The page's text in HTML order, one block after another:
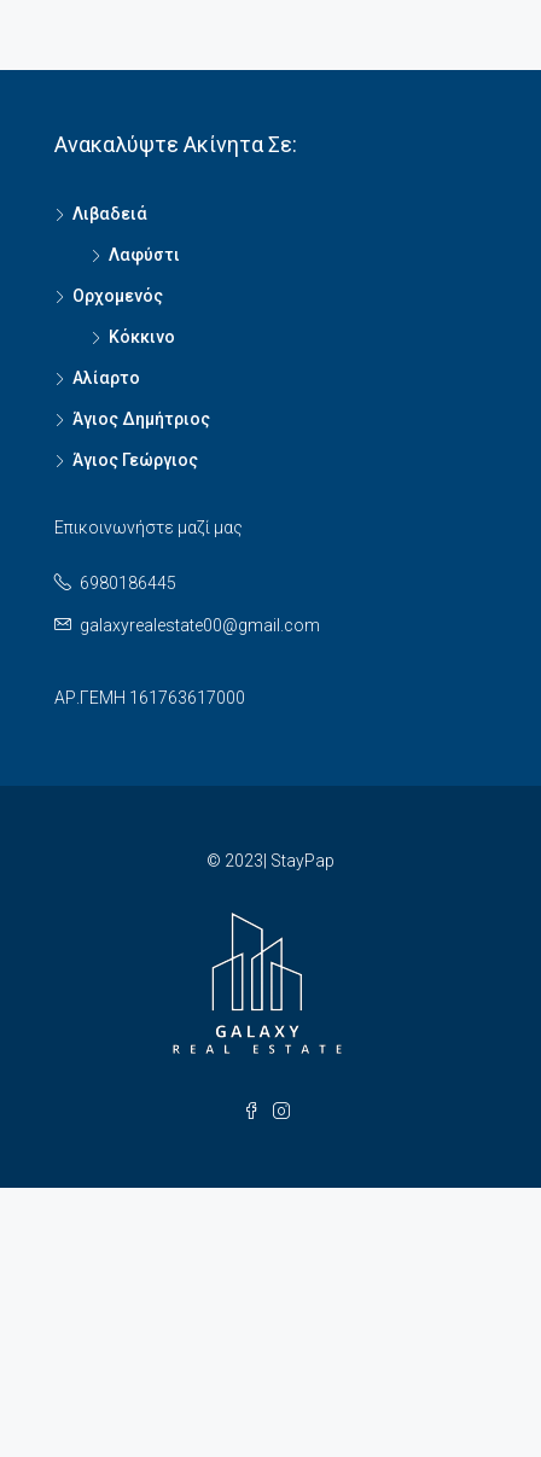
Ανακαλύψτε Ακίνητα Σε:
Λιβαδειά
Λαφύστι
Ορχομενός
Κόκκινο
Αλίαρτο
Άγιος Δημήτριος
Άγιος Γεώργιος
Επικοινωνήστε μαζί μας
6980186445
galaxyrealestate00@gmail.com
ΑΡ.ΓΕΜΗ 161763617000
© 2023| StayPap